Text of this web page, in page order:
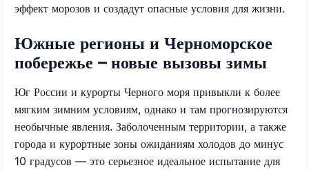
эффект морозов и создадут опасные условия для жизни.
Южные регионы и Черноморское
побережье – новые вызовы зимы
Юг России и курорты Черного моря привыкли к более
мягким зимним условиям, однако и там прогнозируются
необычные явления. Заболоченным территории, а также
города и курортные зоны ожиданиям холодов до минус
10 градусов — это серьезное идеальное испытание для